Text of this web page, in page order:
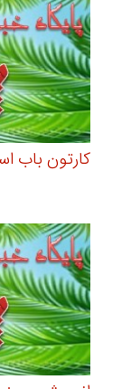
کارتون باب